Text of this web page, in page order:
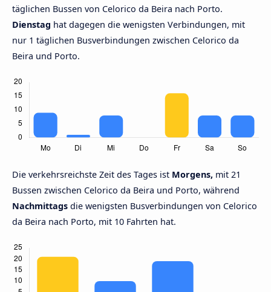
täglichen Bussen von Celorico da Beira nach Porto.
Dienstag hat dagegen die wenigsten Verbindungen, mit
nur 1 täglichen Busverbindungen zwischen Celorico da
Beira und Porto.
Die verkehrsreichste Zeit des Tages ist Morgens, mit 21
Bussen zwischen Celorico da Beira und Porto, während
Nachmittags die wenigsten Busverbindungen von Celorico
da Beira nach Porto, mit 10 Fahrten hat.